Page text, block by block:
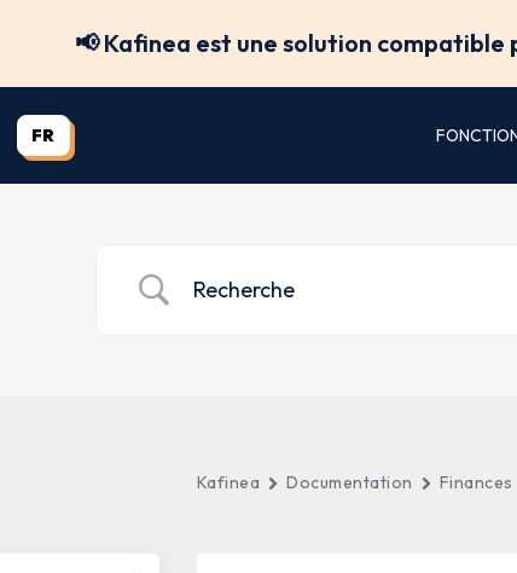
📢 Kafinea est une solution
FR
Kafinea Documentation Finances